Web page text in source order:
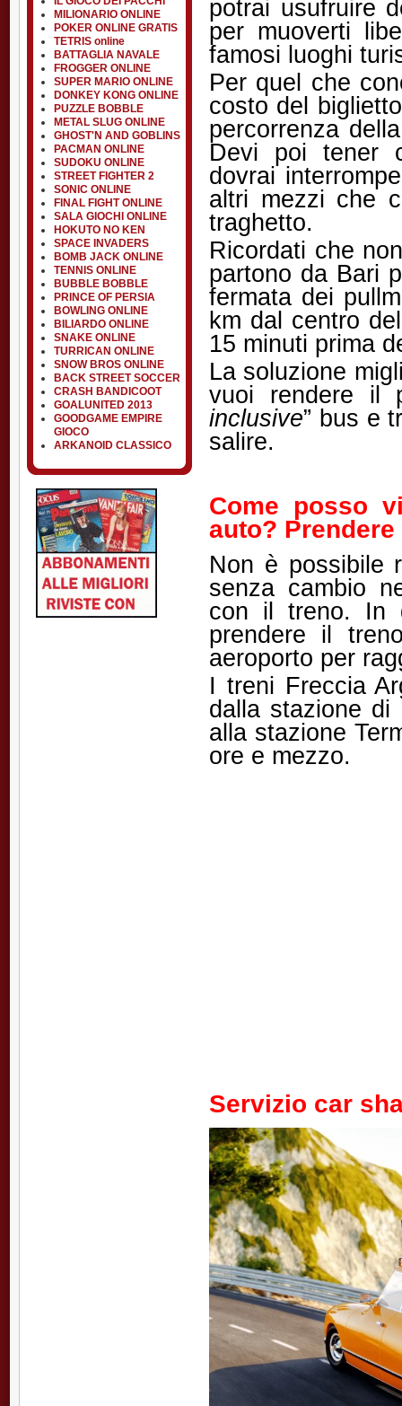
MILIONARIO ONLINE
POKER ONLINE GRATIS
TETRIS online
BATTAGLIA NAVALE
FROGGER ONLINE
SUPER MARIO ONLINE
DONKEY KONG ONLINE
PUZZLE BOBBLE
METAL SLUG ONLINE
GHOST'N AND GOBLINS
PACMAN ONLINE
SUDOKU ONLINE
STREET FIGHTER 2
SONIC ONLINE
FINAL FIGHT ONLINE
SALA GIOCHI ONLINE
HOKUTO NO KEN
SPACE INVADERS
BOMB JACK ONLINE
TENNIS ONLINE
BUBBLE BOBBLE
PRINCE OF PERSIA
BOWLING ONLINE
BILIARDO ONLINE
SNAKE ONLINE
TURRICAN ONLINE
SNOW BROS ONLINE
BACK STREET SOCCER
CRASH BANDICOOT
GOALUNITED 2013
GOODGAME EMPIRE
GIOCO
ARKANOID CLASSICO
potrai usufruire
per muoverti
famosi luoghi
Per quel che
costo del
percorrenza
Devi poi tener
dovrai
altri mezzi che
traghetto.
Ricordati che
partono da Bari
fermata dei
km dal centro
15 minuti prima
La soluzione
vuoi rendere il
inclusive” bus e
salire.
Come posso
auto?
Non è possibile
senza cambio
con il treno. In
prendere il
aeroporto per
I treni Freccia
dalla stazione
alla stazione
ore e mezzo.
Servizio car